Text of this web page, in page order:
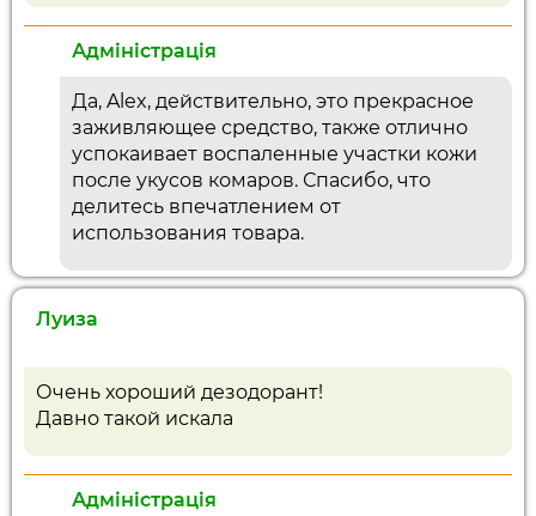
Адміністрація
Да, Alex, действительно, это прекрасное
заживляющее средство, также отлично
успокаивает воспаленные участки кожи
после укусов комаров. Спасибо, что
делитесь впечатлением от
использования товара.
Луиза
Очень хороший дезодорант!
Давно такой искала
Адміністрація